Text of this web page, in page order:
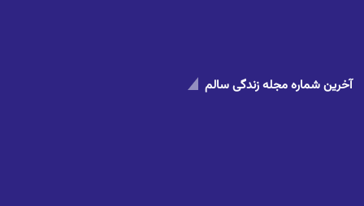
آخرین شماره مجله زندگی سالم